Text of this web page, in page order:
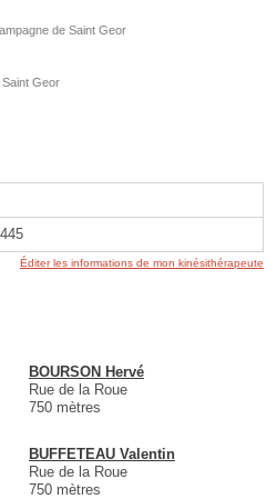
de Saint Geor
Geor
Éditer les informations de mon kinésithérapeute
BOURSON Hervé
Rue de la Roue
750 mètres
BUFFETEAU Valentin
Rue de la Roue
750 mètres